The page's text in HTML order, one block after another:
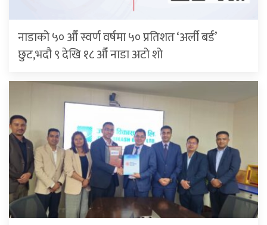
नाडाको ५० औँ स्वर्ण वर्षमा ५० प्रतिशत ‘अर्ली बर्ड’
छुट,भदौ ९ देखि १८ औँ नाडा अटो शो